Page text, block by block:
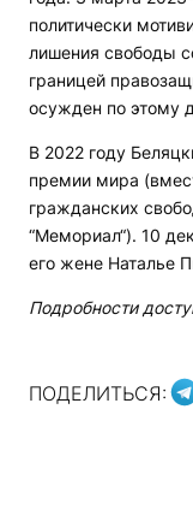
политически
лишения свободы
границей
осужден по этому
В 2022 году
премии мира
гражданских
“Мемориал“). 10
его жене Наталье
Подробности
ПОДЕЛИТЬСЯ: